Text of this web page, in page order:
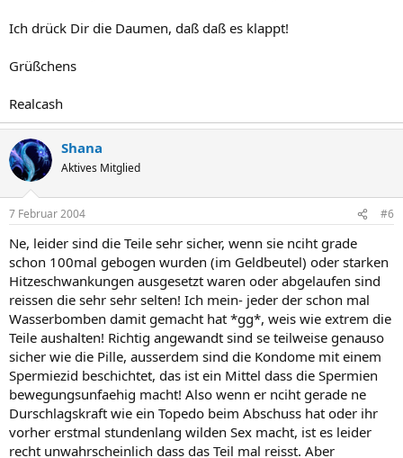
Ich drück Dir die Daumen, daß daß es klappt!
Grüßchens
Realcash
Shana
Aktives Mitglied
7 Februar 2004 #6
Ne, leider sind die Teile sehr sicher, wenn sie nciht grade
schon 100mal gebogen wurden (im Geldbeutel) oder starken
Hitzeschwankungen ausgesetzt waren oder abgelaufen sind
reissen die sehr sehr selten! Ich mein- jeder der schon mal
Wasserbomben damit gemacht hat *gg*, weis wie extrem die
Teile aushalten! Richtig angewandt sind se teilweise genauso
sicher wie die Pille, ausserdem sind die Kondome mit einem
Spermiezid beschichtet, das ist ein Mittel dass die Spermien
bewegungsunfaehig macht! Also wenn er nciht gerade ne
Durschlagskraft wie ein Topedo beim Abschuss hat oder ihr
vorher erstmal stundenlang wilden Sex macht, ist es leider
recht unwahrscheinlich dass das Teil mal reisst. Aber